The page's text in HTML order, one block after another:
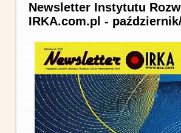
Newsletter Instytutu
IRKA.com.pl -